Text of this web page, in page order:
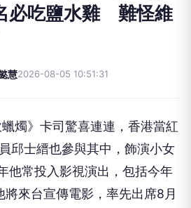
必吃鹽水雞 難怪維
慧2026-08-05 10:51:31
燭》卡司驚喜連連，香港當紅
邱士縉也參與其中，飾演小女
他常投入影視演出，包括今年
將來台宣傳電影，率先出席8 月